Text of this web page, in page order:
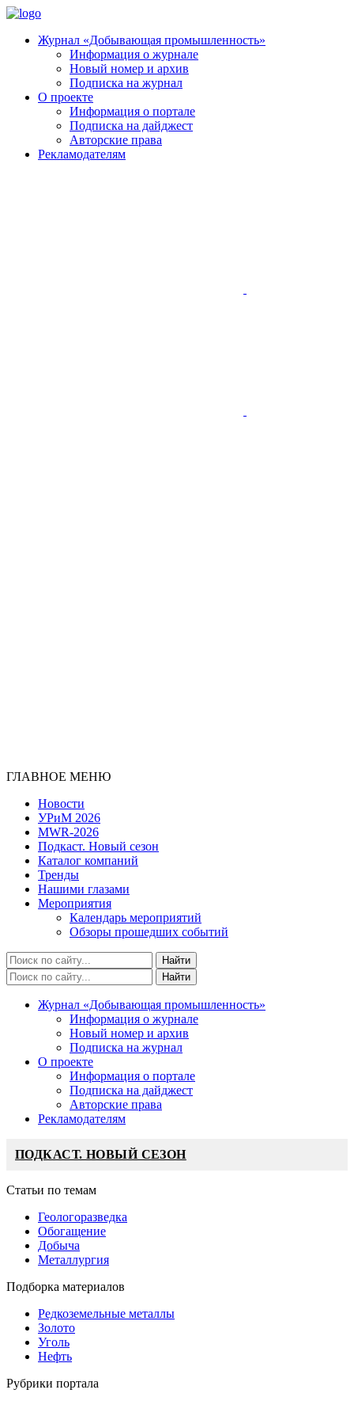
Журнал «Добывающая промышленность»
Информация о журнале
Новый номер и архив
Подписка на журнал
О проекте
Информация о портале
Подписка на дайджест
Авторские права
Рекламодателям
ГЛАВНОЕ МЕНЮ
Новости
УРиМ 2026
MWR-2026
Подкаст. Новый сезон
Каталог компаний
Тренды
Нашими глазами
Мероприятия
Календарь мероприятий
Обзоры прошедших событий
Журнал «Добывающая промышленность»
Информация о журнале
Новый номер и архив
Подписка на журнал
О проекте
Информация о портале
Подписка на дайджест
Авторские права
Рекламодателям
ПОДКАСТ. НОВЫЙ СЕЗОН
Статьи по темам
Геологоразведка
Обогащение
Добыча
Металлургия
Подборка материалов
Редкоземельные металлы
Золото
Уголь
Нефть
Рубрики портала